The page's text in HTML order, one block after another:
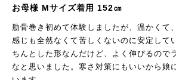
お母様 Mサイズ着用 152㎝
肋骨巻き初めて体験しましたが、温かくて
感じも全然なくて苦しくないのに安定して
ちんとした形なんだけど、よく伸びるので
なと思いました。寒さ対策にもいいから娘